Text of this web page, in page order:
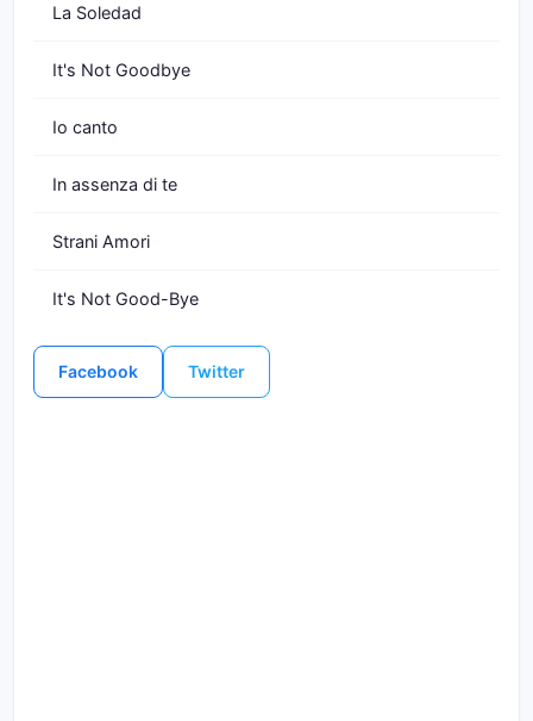
La Soledad
It's Not Goodbye
Io canto
In assenza di te
Strani Amori
It's Not Good-Bye
Facebook Twitter